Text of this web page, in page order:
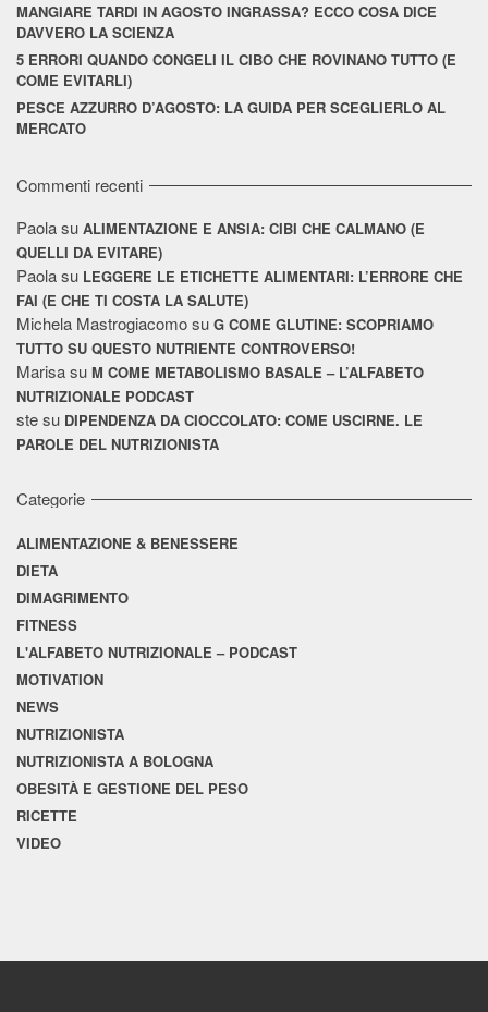
MANGIARE TARDI IN AGOSTO INGRASSA? ECCO COSA DICE
DAVVERO LA SCIENZA
5 ERRORI QUANDO CONGELI IL CIBO CHE ROVINANO TUTTO (E
COME EVITARLI)
PESCE AZZURRO D’AGOSTO: LA GUIDA PER SCEGLIERLO AL
MERCATO
Commenti recenti
Paolasu ALIMENTAZIONE E ANSIA: CIBI CHE CALMANO (E
QUELLI DA EVITARE)
Paolasu LEGGERE LE ETICHETTE ALIMENTARI: L’ERRORE CHE
FAI (E CHE TI COSTA LA SALUTE)
Michela Mastrogiacomosu G COME GLUTINE: SCOPRIAMO
TUTTO SU QUESTO NUTRIENTE CONTROVERSO!
Marisasu M COME METABOLISMO BASALE – L’ALFABETO
NUTRIZIONALE PODCAST
stesu DIPENDENZA DA CIOCCOLATO: COME USCIRNE. LE
PAROLE DEL NUTRIZIONISTA
Categorie
ALIMENTAZIONE & BENESSERE
DIETA
DIMAGRIMENTO
FITNESS
L'ALFABETO NUTRIZIONALE – PODCAST
MOTIVATION
NEWS
NUTRIZIONISTA
NUTRIZIONISTA A BOLOGNA
OBESITÀ E GESTIONE DEL PESO
RICETTE
VIDEO